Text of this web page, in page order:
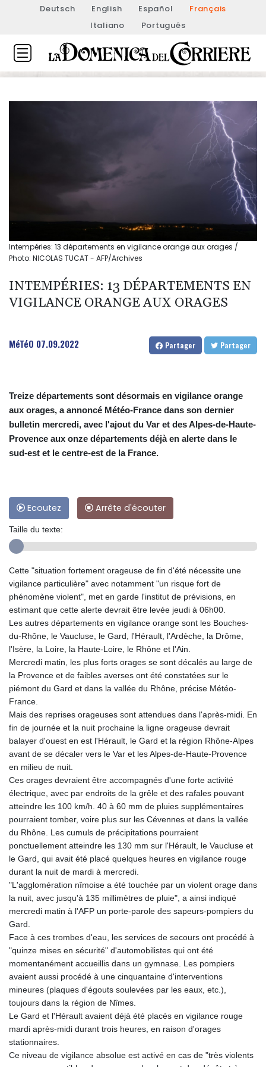
Deutsch English Español
Français
Italiano
Português
Intempéries: 13 départements en vigilance orange aux orages /
Photo: NICOLAS TUCAT - AFP/Archives
INTEMPÉRIES: 13 DÉPARTEMENTS EN
VIGILANCE ORANGE AUX ORAGES
MéTéO 07.09.2022 Partager Partager
Treize départements sont désormais en vigilance orange
aux orages, a annoncé Météo-France dans son dernier
bulletin mercredi, avec l'ajout du Var et des Alpes-de-Haute-
Provence aux onze départements déjà en alerte dans le
sud-est et le centre-est de la France.
Ecoutez Arrête d'écouter
Taille du texte:
Cette "situation fortement orageuse de fin d'été nécessite une
vigilance particulière" avec notamment "un risque fort de
phénomène violent", met en garde l'institut de prévisions, en
estimant que cette alerte devrait être levée jeudi à 06h00.
Les autres départements en vigilance orange sont les Bouches-
du-Rhône, le Vaucluse, le Gard, l'Hérault, l'Ardèche, la Drôme,
l'Isère, la Loire, la Haute-Loire, le Rhône et l'Ain.
Mercredi matin, les plus forts orages se sont décalés au large de
la Provence et de faibles averses ont été constatées sur le
piémont du Gard et dans la vallée du Rhône, précise Météo-
France.
Mais des reprises orageuses sont attendues dans l'après-midi. En
fin de journée et la nuit prochaine la ligne orageuse devrait
balayer d'ouest en est l'Hérault, le Gard et la région Rhône-Alpes
avant de se décaler vers le Var et les Alpes-de-Haute-Provence
en milieu de nuit.
Ces orages devraient être accompagnés d'une forte activité
électrique, avec par endroits de la grêle et des rafales pouvant
atteindre les 100 km/h. 40 à 60 mm de pluies supplémentaires
pourraient tomber, voire plus sur les Cévennes et dans la vallée
du Rhône. Les cumuls de précipitations pourraient
ponctuellement atteindre les 130 mm sur l'Hérault, le Vaucluse et
le Gard, qui avait été placé quelques heures en vigilance rouge
durant la nuit de mardi à mercredi.
"L'agglomération nîmoise a été touchée par un violent orage dans
la nuit, avec jusqu'à 135 millimètres de pluie", a ainsi indiqué
mercredi matin à l'AFP un porte-parole des sapeurs-pompiers du
Gard.
Face à ces trombes d'eau, les services de secours ont procédé à
"quinze mises en sécurité" d'automobilistes qui ont été
momentanément accueillis dans un gymnase. Les pompiers
avaient aussi procédé à une cinquantaine d'interventions
mineures (plaques d'égouts soulevées par les eaux, etc.),
toujours dans la région de Nîmes.
Le Gard et l'Hérault avaient déjà été placés en vigilance rouge
mardi après-midi durant trois heures, en raison d'orages
stationnaires.
Ce niveau de vigilance absolue est activé en cas de "très violents